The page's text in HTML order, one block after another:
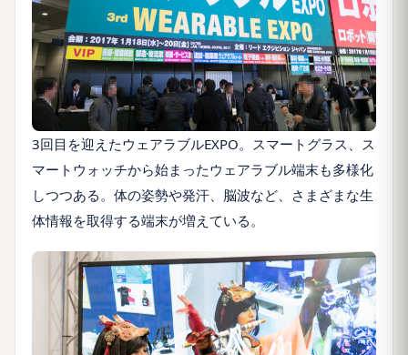
3回目を迎えたウェアラブルEXPO。スマートグラス、ス
マートウォッチから始まったウェアラブル端末も多様化
しつつある。体の姿勢や発汗、脳波など、さまざまな生
体情報を取得する端末が増えている。